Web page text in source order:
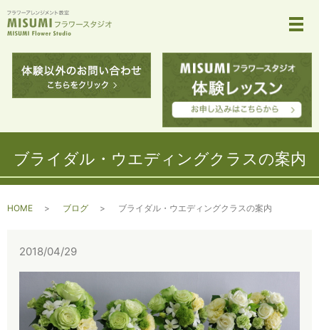
メ
ブライダル・ウエディングクラスの案内
HOME ブログ ブライダル・ウエディングクラスの案内
2018/04/29